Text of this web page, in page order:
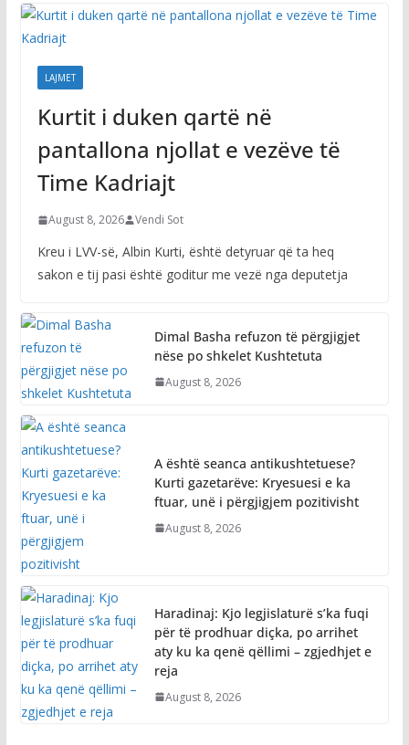
LAJMET
Kurtit i duken qartë në
pantallona njollat e vezëve të
Time Kadriajt
August 8, 2026 Vendi Sot
Kreu i LVV-së, Albin Kurti, është detyruar që ta heq
sakon e tij pasi është goditur me vezë nga deputetja
Dimal Basha refuzon të përgjigjet
nëse po shkelet Kushtetuta
August 8, 2026
A është seanca antikushtetuese?
Kurti gazetarëve: Kryesuesi e ka
ftuar, unë i përgjigjem pozitivisht
August 8, 2026
Haradinaj: Kjo legjislaturë s’ka fuqi
për të prodhuar diçka, po arrihet
aty ku ka qenë qëllimi – zgjedhjet e
reja
August 8, 2026